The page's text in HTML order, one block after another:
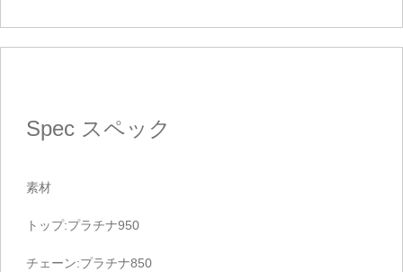
Spec スペック
素材
トップ:プラチナ950
チェーン:プラチナ850